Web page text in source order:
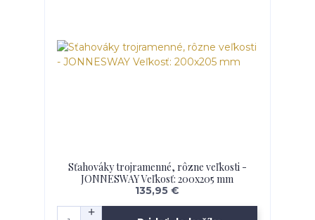
Sťahováky trojramenné, rôzne veľkosti -
JONNESWAY Veľkosť: 200x205 mm
135,95 €